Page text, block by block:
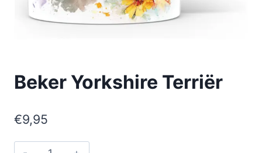
Beker Yorkshire Terriër
€9,95